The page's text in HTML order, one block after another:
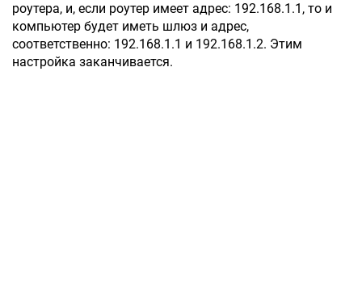
роутера, и, если роутер имеет адрес: 192.168.1.1, то и
компьютер будет иметь шлюз и адрес,
соответственно: 192.168.1.1 и 192.168.1.2. Этим
настройка заканчивается.